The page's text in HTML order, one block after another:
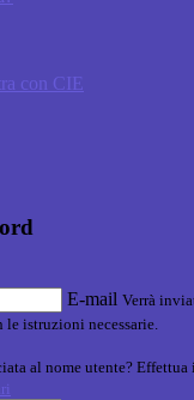
con CIE
E-mail Verrà
istruzioni necessarie.
al nome utente? Effettua